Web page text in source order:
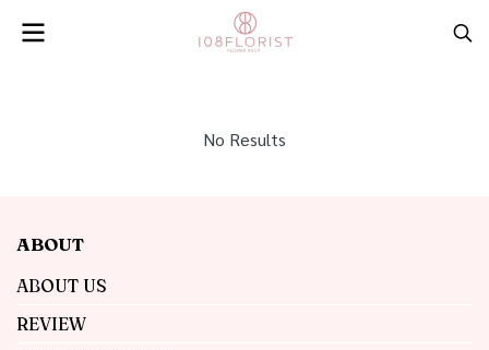
No Results
ABOUT
ABOUT US
REVIEW